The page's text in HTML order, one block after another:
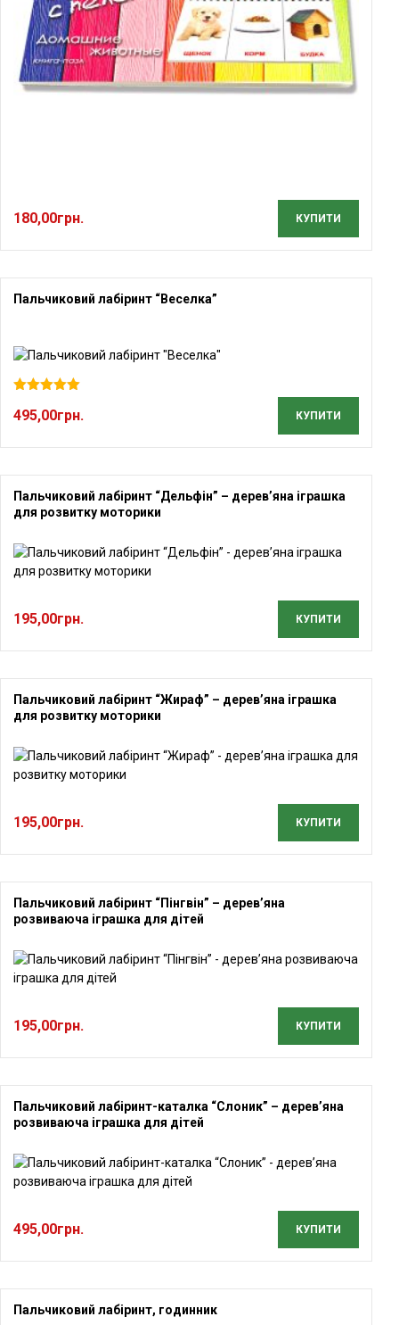
180,00грн. КУПИТИ
Пальчиковий лабіринт “Веселка”
5.00з 5
495,00грн. КУПИТИ
Пальчиковий лабіринт “Дельфін” – дерев’яна іграшка
для розвитку моторики
195,00грн. КУПИТИ
Пальчиковий лабіринт “Жираф” – дерев’яна іграшка
для розвитку моторики
195,00грн. КУПИТИ
Пальчиковий лабіринт “Пінгвін” – дерев’яна
розвиваюча іграшка для дітей
195,00грн. КУПИТИ
Пальчиковий лабіринт-каталка “Слоник” – дерев’яна
розвиваюча іграшка для дітей
495,00грн. КУПИТИ
Пальчиковий лабіринт, годинник